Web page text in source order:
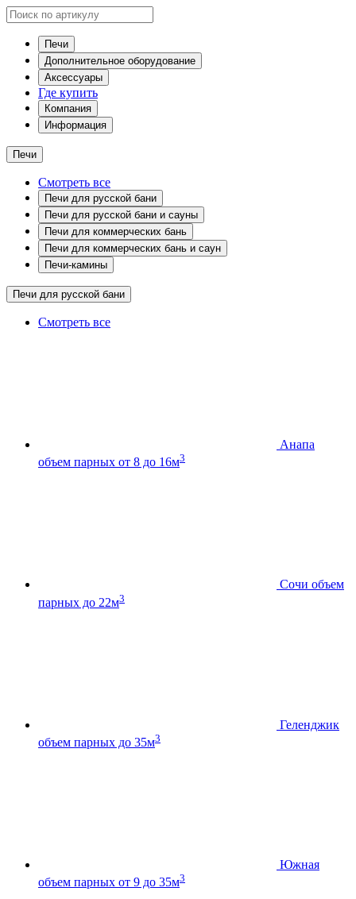
Печи
Дополнительное оборудование
Аксессуары
Где купить
Компания
Информация
Печи
Смотреть все
Печи для русской бани
Печи для русской бани и сауны
Печи для коммерческих бань
Печи для коммерческих бань и саун
Печи-камины
Печи для русской бани
Смотреть все
Анапа
объем парных от 8 до 16м3
Сочи объем
парных до 22м3
Геленджик
объем парных до 35м3
Южная
объем парных от 9 до 35м3